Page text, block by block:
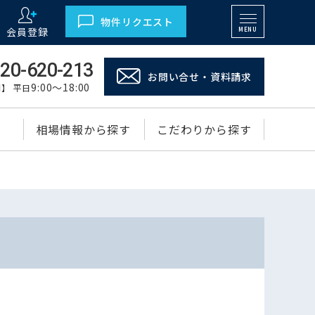
会員登録
物件リクエスト
MENU
620-213
平日9:00～18:00
お問い合せ・資料請求
相場情報から探す こだわりから探す